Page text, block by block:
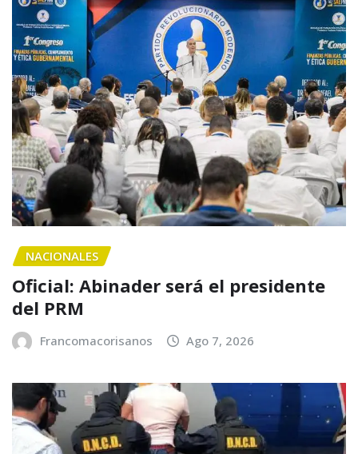
NACIONALES
Oficial: Abinader será el presidente
del PRM
Francomacorisanos Ago 7, 2026